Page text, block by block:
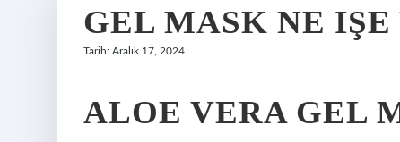
GEL MASK NE IŞE
Tarih: Aralık 17, 2024
ALOE VERA GEL